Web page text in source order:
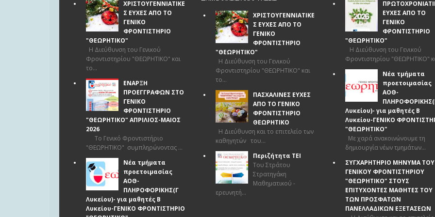
ΧΡΙΣΤΟΥΓΕΝΝΙΑΤΙΚΕ
Σ ΕΥΧΕΣ ΑΠΟ ΤΟ
ΓΕΝΙΚΟ
ΦΡΟΝΤΙΣΤΗΡΙΟ
"ΘΕΩΡΗΤΙΚΟ"
Η Διεύθυνση του Γενικού
Φροντιστηρίου "ΘΕΩΡΗΤΙΚΟ" και
το...
ΕΝΑΡΞΗ
ΠΡΟΕΓΓΡΑΦΩΝ ΣΤΟ
ΓΕΝΙΚΟ
ΦΡΟΝΤΙΣΤΗΡΙΟ
"ΘΕΩΡΗΤΙΚΟ" ΑΠΡΙΛΙΟΣ-ΜΑΙΟΣ
2026
Το Γενικό Φροντιστήριο
"ΘΕΩΡΗΤΙΚΟ" συμπληρώνοντας ...
Νέα τμήματα
προετοιμασίας
ΑΟΘ-
ΠΛΗΡΟΦΟΡΙΚΗΣ(Γ
Λυκείου)- για μαθητές Β
Λυκείου-ΓΕΝΙΚΟ ΦΡΟΝΤΙΣΤΗΡΙΟ
ΧΡΙΣΤΟΥΓΕΝΝΙΑΤΙΚΕ
Σ ΕΥΧΕΣ ΑΠΟ ΤΟ
ΓΕΝΙΚΟ
ΦΡΟΝΤΙΣΤΗΡΙΟ
"ΘΕΩΡΗΤΙΚΟ"
Η Διεύθυνση του Γενικού
Φροντιστηρίου "ΘΕΩΡΗΤΙΚΟ" και
το...
ΠΑΣΧΑΛΙΝΕΣ ΕΥΧΕΣ
ΑΠΟ ΤΟ ΓΕΝΙΚΟ
ΦΡΟΝΤΙΣΤΗΡΙΟ
ΘΕΩΡΗΤΙΚΟ
Η Διεύθυνση και το επιτελείο των
καθηγητών του...
Περιζήτητα ΤΕΙ
Του Στράτου
Στρατηγάκη
Mαθηματικού -
ερευνητή...
ΕΥΧΕΣ ΑΠΟ ΤΟ
ΓΕΝΙΚΟ
ΦΡΟΝΤΙΣΤΗΡΙΟ
"ΘΕΩΡΗΤΙΚΟ"
Η Διεύθυνση του Γενικού
Φροντιστηρίου "ΘΕΩΡΗΤΙΚΟ"
Νέα τμήματα
προετοιμασίας
ΑΟΘ-
Λυκείου)- για μαθητές Β
Λυκείου-ΓΕΝΙΚΟ
"ΘΕΩΡΗΤΙΚΟ"
Με χαρά ανακοινώνουμε τη
δημιουργία νέων τμημάτων...
ΣΥΓΧΑΡΗΤΗΡΙΟ ΜΗΝΥΜΑ ΤΟΥ
ΓΕΝΙΚΟΥ ΦΡΟΝΤΙΣΤΗΡΙΟΥ
"ΘΕΩΡΗΤΙΚΟ" ΣΤΟΥΣ
ΕΠΙΤΥΧΟΝΤΕΣ ΜΑΘΗΤΕΣ ΤΟΥ
ΤΩΝ ΠΡΟΣΦΑΤΩΝ
ΠΑΝΕΛΛΑΔΙΚΩΝ ΕΞΕΤΑΣΕΩΝ